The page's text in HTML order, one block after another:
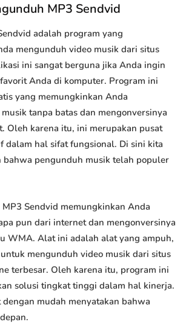
MP3 Sendvid
adalah program yang
mengunduh video musik dari situs
ini sangat berguna jika Anda ingin
Anda di komputer. Program ini
yang memungkinkan Anda
tanpa batas dan mengonversinya
Oleh karena itu, ini merupakan pusat
dalam hal sifat fungsional. Di sini kita
bahwa pengunduh musik telah populer
Sendvid memungkinkan Anda
pun dari internet dan mengonversinya
WMA. Alat ini adalah alat yang ampuh,
mengunduh video musik dari situs
terbesar. Oleh karena itu, program ini
solusi tingkat tinggi dalam hal kinerja.
mudah menyatakan bahwa